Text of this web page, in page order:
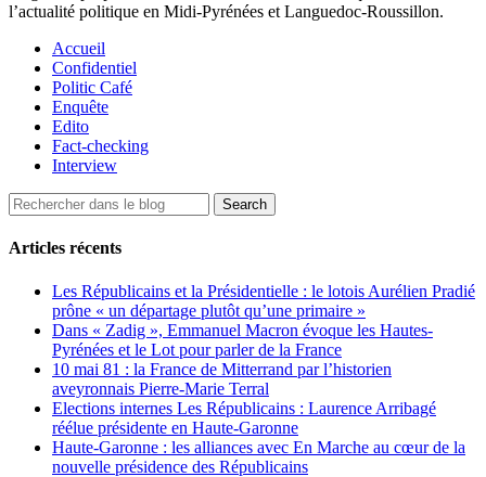
l’actualité politique en Midi-Pyrénées et Languedoc-Roussillon.
Accueil
Confidentiel
Politic Café
Enquête
Edito
Fact-checking
Interview
Articles récents
Les Républicains et la Présidentielle : le lotois Aurélien Pradié
prône « un départage plutôt qu’une primaire »
Dans « Zadig », Emmanuel Macron évoque les Hautes-
Pyrénées et le Lot pour parler de la France
10 mai 81 : la France de Mitterrand par l’historien
aveyronnais Pierre-Marie Terral
Elections internes Les Républicains : Laurence Arribagé
réélue présidente en Haute-Garonne
Haute-Garonne : les alliances avec En Marche au cœur de la
nouvelle présidence des Républicains